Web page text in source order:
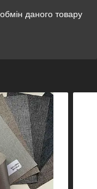
даного товару